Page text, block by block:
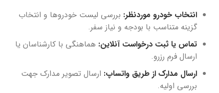
انتخاب خودرو موردنظر: بررسی لیست خودروها و انتخاب
گزینه متناسب با بودجه و نیاز سفر.
تماس یا ثبت درخواست آنلاین: هماهنگی با کارشناسان یا
ارسال فرم رزرو.
ارسال مدارک از طریق واتساپ: ارسال تصویر مدارک جهت
بررسی اولیه.